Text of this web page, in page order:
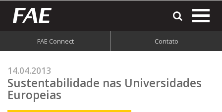
FAE Connect Contato
14.04.2013
Sustentabilidade nas Universidades
Europeias